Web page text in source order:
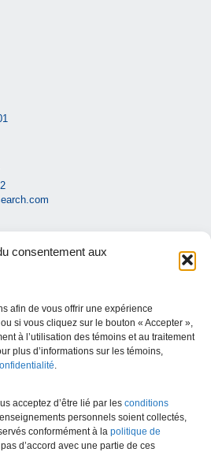
consentement aux
afin de vous offrir une expérience
si vous cliquez sur le bouton « Accepter »,
à l’utilisation des témoins et au traitement
plus d’informations sur les témoins,
.
acceptez d’être lié par les conditions
personnels soient collectés,
conformément à la politique de
pas d’accord avec une partie de ces